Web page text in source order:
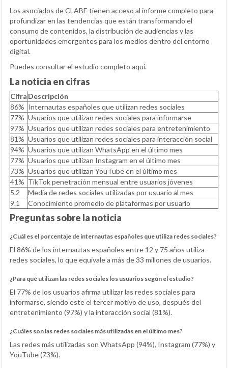
Los asociados de CLABE tienen acceso al informe completo para
profundizar en las tendencias que están transformando el
consumo de contenidos, la distribución de audiencias y las
oportunidades emergentes para los medios dentro del entorno
digital.
Puedes consultar el estudio completo aquí.
La noticia en cifras
Cifra Descripción
86% Internautas españoles que utilizan redes sociales
77% Usuarios que utilizan redes sociales para informarse
97% Usuarios que utilizan redes sociales para entretenimiento
81% Usuarios que utilizan redes sociales para interacción social
94% Usuarios que utilizan WhatsApp en el último mes
77% Usuarios que utilizan Instagram en el último mes
73% Usuarios que utilizan YouTube en el último mes
41% TikTok penetración mensual entre usuarios jóvenes
5.2
Media de redes sociales utilizadas por usuario al mes
9.1
Conocimiento promedio de plataformas por usuario
Preguntas sobre la noticia
¿Cuál es el porcentaje de internautas españoles que utiliza redes sociales?
El 86% de los internautas españoles entre 12 y 75 años utiliza
redes sociales, lo que equivale a más de 33 millones de usuarios.
¿Para qué utilizan las redes sociales los usuarios según el estudio?
El 77% de los usuarios afirma utilizar las redes sociales para
informarse, siendo este el tercer motivo de uso, después del
entretenimiento (97%) y la interacción social (81%).
¿Cuáles son las redes sociales más utilizadas en el último mes?
Las redes más utilizadas son WhatsApp (94%), Instagram (77%) y
YouTube (73%).